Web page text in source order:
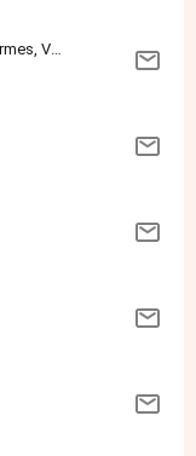
Анастасия (Текстиль и Посуда Hermes, Versace и других мировых брендов)